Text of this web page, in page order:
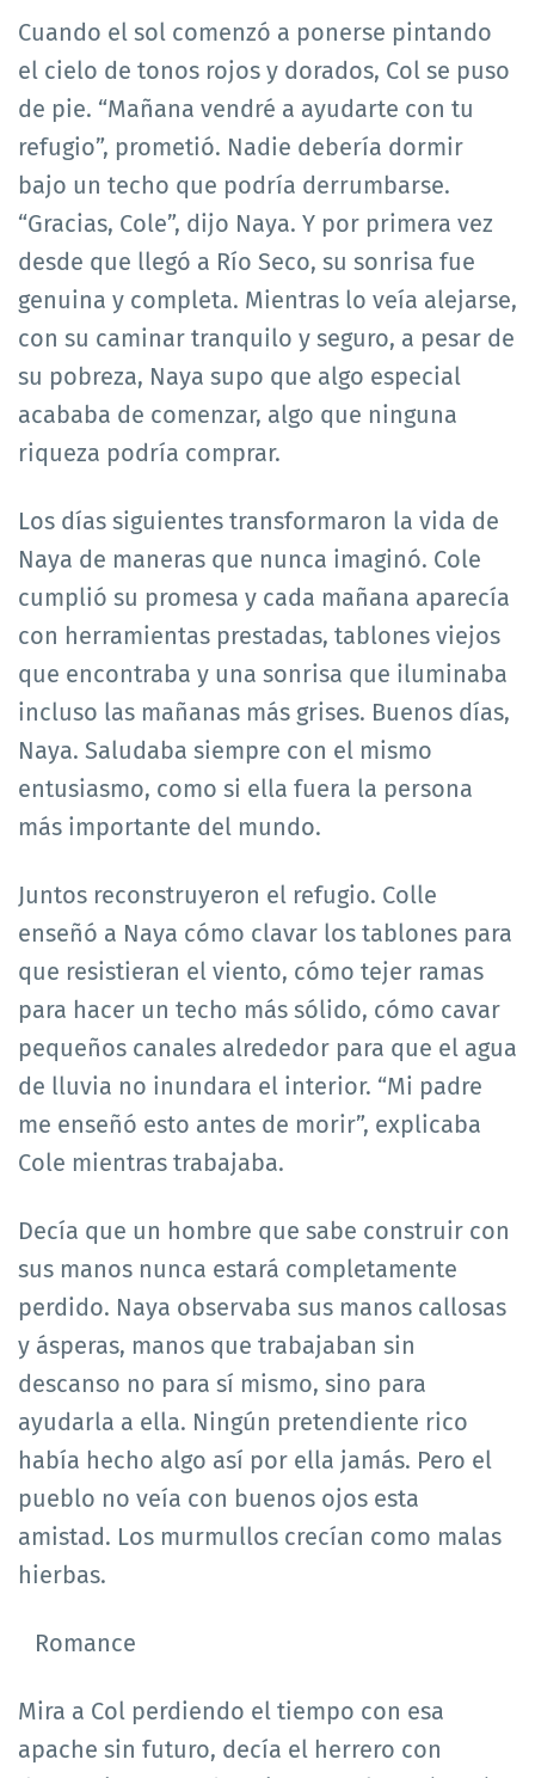
Cuando el sol comenzó a ponerse pintando
el cielo de tonos rojos y dorados, Col se puso
de pie. “Mañana vendré a ayudarte con tu
refugio”, prometió. Nadie debería dormir
bajo un techo que podría derrumbarse.
“Gracias, Cole”, dijo Naya. Y por primera vez
desde que llegó a Río Seco, su sonrisa fue
genuina y completa. Mientras lo veía alejarse,
con su caminar tranquilo y seguro, a pesar de
su pobreza, Naya supo que algo especial
acababa de comenzar, algo que ninguna
riqueza podría comprar.
Los días siguientes transformaron la vida de
Naya de maneras que nunca imaginó. Cole
cumplió su promesa y cada mañana aparecía
con herramientas prestadas, tablones viejos
que encontraba y una sonrisa que iluminaba
incluso las mañanas más grises. Buenos días,
Naya. Saludaba siempre con el mismo
entusiasmo, como si ella fuera la persona
más importante del mundo.
Juntos reconstruyeron el refugio. Colle
enseñó a Naya cómo clavar los tablones para
que resistieran el viento, cómo tejer ramas
para hacer un techo más sólido, cómo cavar
pequeños canales alrededor para que el agua
de lluvia no inundara el interior. “Mi padre
me enseñó esto antes de morir”, explicaba
Cole mientras trabajaba.
Decía que un hombre que sabe construir con
sus manos nunca estará completamente
perdido. Naya observaba sus manos callosas
y ásperas, manos que trabajaban sin
descanso no para sí mismo, sino para
ayudarla a ella. Ningún pretendiente rico
había hecho algo así por ella jamás. Pero el
pueblo no veía con buenos ojos esta
amistad. Los murmullos crecían como malas
hierbas.
Romance
Mira a Col perdiendo el tiempo con esa
apache sin futuro, decía el herrero con